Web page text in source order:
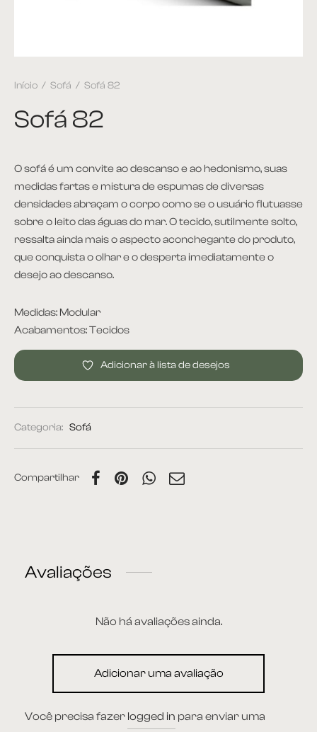
Início / Sofá / Sofá 82
Sofá 82
O sofá é um convite ao descanso e ao hedonismo, suas
medidas fartas e mistura de espumas de diversas
densidades abraçam o corpo como se o usuário flutuasse
sobre o leito das águas do mar. O tecido, sutilmente solto,
ressalta ainda mais o aspecto aconchegante do produto,
que conquista o olhar e o desperta imediatamente o
desejo ao descanso.
Medidas: Modular
Acabamentos: Tecidos
Adicionar à lista de desejos
Categoria: Sofá
Compartilhar
Avaliações
Não há avaliações ainda.
Adicionar uma avaliação
Você precisa fazer logged in para enviar uma